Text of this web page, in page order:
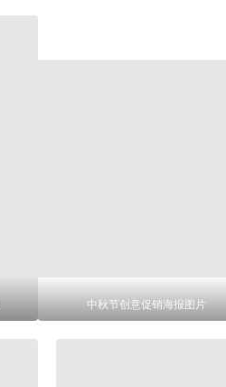
中秋节创意促销海报图片